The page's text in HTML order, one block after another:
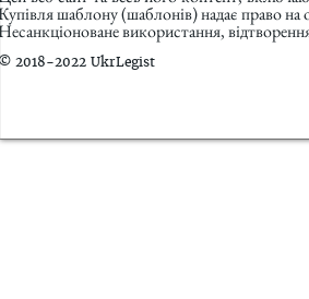
шаблону (шаблонів) надає право
використання,
2018-2022 UkrLegist